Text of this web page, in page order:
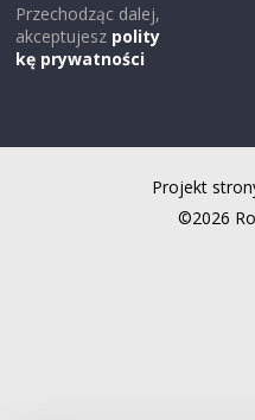
Przechodząc dalej,
akceptujesz polity
kę prywatności
Projekt
©2026